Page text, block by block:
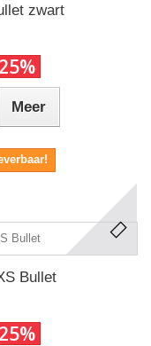
zwart
Meer
Bullet